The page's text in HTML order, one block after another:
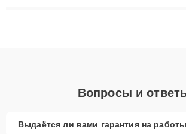
Вопросы и
Выдаётся ли вами гарантия на